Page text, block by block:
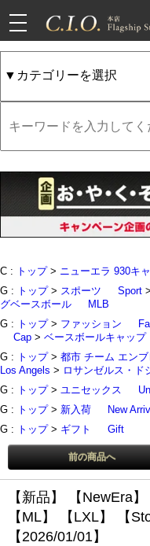
toggle
navigation
C : トップ> ニューエラ 930キ
G : トップ> スポーツ Sport >
グベースボール
MLB
G : トップ> ファッション
Cap > ベースボールキャップ
G : トップ> 都市 チーム エン
Los Angels > ロサンゼルス・ド
G : トップ> ユニセックス
G : トップ> 新入荷
New
G : トップ> ギフト Gift
前の商品へ
【新品】 【NewEra】
【ML】
【LXL】 【
【2026/01/01】